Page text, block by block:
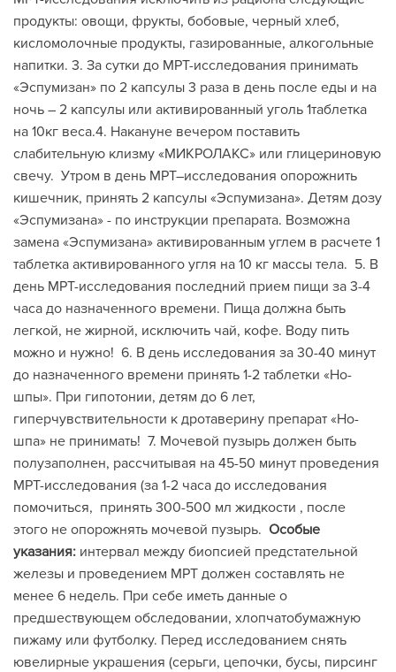
продукты: овощи, фрукты, бобовые, черный хлеб,
кисломолочные продукты, газированные, алкогольные
напитки. 3. За сутки до МРТ-исследования принимать
«Эспумизан» по 2 капсулы 3 раза в день после еды и на
ночь – 2 капсулы или активированный уголь 1таблетка
на 10кг веса.4. Накануне вечером поставить
слабительную клизму «МИКРОЛАКС» или глицериновую
свечу. Утром в день МРТ–исследования опорожнить
кишечник, принять 2 капсулы «Эспумизана». Детям дозу
«Эспумизана» - по инструкции препарата. Возможна
замена «Эспумизана» активированным углем в расчете 1
таблетка активированного угля на 10 кг массы тела. 5. В
день МРТ-исследования последний прием пищи за 3-4
часа до назначенного времени. Пища должна быть
легкой, не жирной, исключить чай, кофе. Воду пить
можно и нужно! 6. В день исследования за 30-40 минут
до назначенного времени принять 1-2 таблетки «Но-
шпы». При гипотонии, детям до 6 лет,
гиперчувствительности к дротаверину препарат «Но-
шпа» не принимать! 7. Мочевой пузырь должен быть
полузаполнен, рассчитывая на 45-50 минут проведения
МРТ-исследования (за 1-2 часа до исследования
помочиться, принять 300-500 мл жидкости , после
этого не опорожнять мочевой пузырь. Особые
указания: интервал между биопсией предстательной
железы и проведением МРТ должен составлять не
менее 6 недель. При себе иметь данные о
предшествующем обследовании, хлопчатобумажную
пижаму или футболку. Перед исследованием снять
ювелирные украшения (серьги, цепочки, бусы, пирсинг